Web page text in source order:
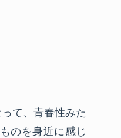
て、青春性みた
のを身近に感じ